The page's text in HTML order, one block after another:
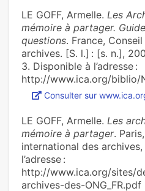
LE GOFF, Armelle. Les
mémoire à partager.
questions. France,
archives. [S. l.] : [s. n.],
3. Disponible à l’adresse :
http://www.ica.org/biblio/
Consulter sur
LE GOFF, Armelle. Les
mémoire à partager.
international des archives,
l’adresse :
http://www.ica.org/sites/
archives-des-ONG_FR.pdf